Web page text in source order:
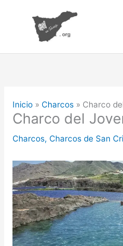
contenido
Inicio Charcos Charco
Charco del
Charcos,Charcos de San